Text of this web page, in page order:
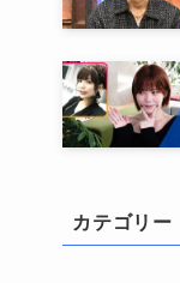
カテゴリー